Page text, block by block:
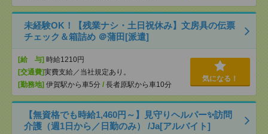
未経験OK！【残業ナシ・土日祝休み】文房具の伝票
チェック＆箱詰め ＠蒲田[派遣]
[給 与] 時給1210円
[交通費]実費支給／当社規定あり。
[勤務地] 伊賀駅から車5分 / 長者原駅から車10分
気になる！
【無資格でも時給1,460円～】見守りヘルパー✨訪問
介護（週1日から／日勤のみ） /Ja[アルバイト]